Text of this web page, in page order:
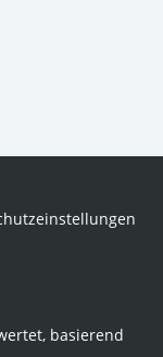
basierend